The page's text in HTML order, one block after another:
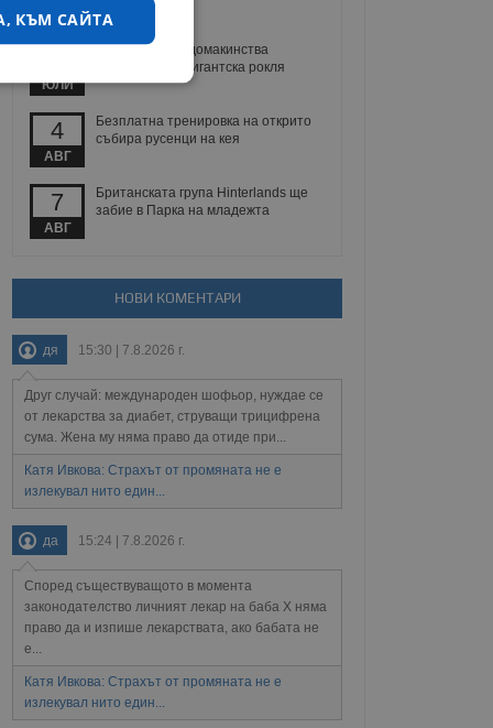
ЮЛИ
ЮЛИ
Музеят в Русе домакинства
ушиването на гигантска рокля
4
АВГ
Безплатна тренировка на открито
събира русенци на кея
7
АВГ
Британската група Hinterlands ще
забие в Парка на младежта
НОВИ КОМЕНТАРИ
дя 15:30 | 7.8.2026 г.
Друг случай: международен шофьор, нуждае се
от лекарства за диабет, струващи трицифрена
сума. Жена му няма право да отиде при...
Катя Ивкова: Страхът от промяната не е
излекувал нито един...
да 15:24 | 7.8.2026 г.
Според съществуващото в момента
законодателство личният лекар на баба Х няма
право да и изпише лекарствата, ако бабата не
е...
Катя Ивкова: Страхът от промяната не е
излекувал нито един...
КЪМ САЙТА
и управление
зададена от уеб
MVC
неразрешеното
известно като
Той не съдържа
при затваряне
на съгласието на
за тяхното
за съгласието
политики и
че техните
сесии.
между хората
за да се правят
уебсайт.
на